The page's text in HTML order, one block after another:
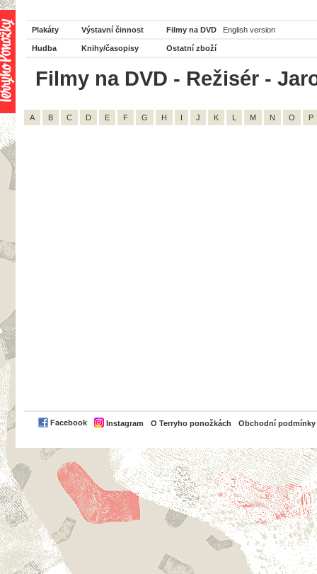
Plakáty Výstavní činnost Filmy na DVD English version
Hudba Knihy/časopisy Ostatní zboží
Filmy na DVD - Režisér -
A B C D E F G H I J K L M N O P
Facebook Instagram O Terryho ponožkách Obchodní podmínky
PayPal